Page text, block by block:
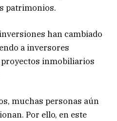
patrimonios.
han cambiado
a inversores
inmobiliarios
muchas personas aún
Por ello, en este